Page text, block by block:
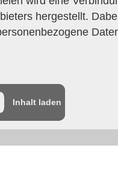
hergestellt.
Inhalt laden